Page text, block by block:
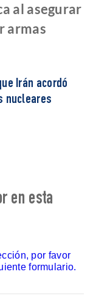
al asegurar
armas
Irán acordó
nucleares
en esta
por favor
formulario.